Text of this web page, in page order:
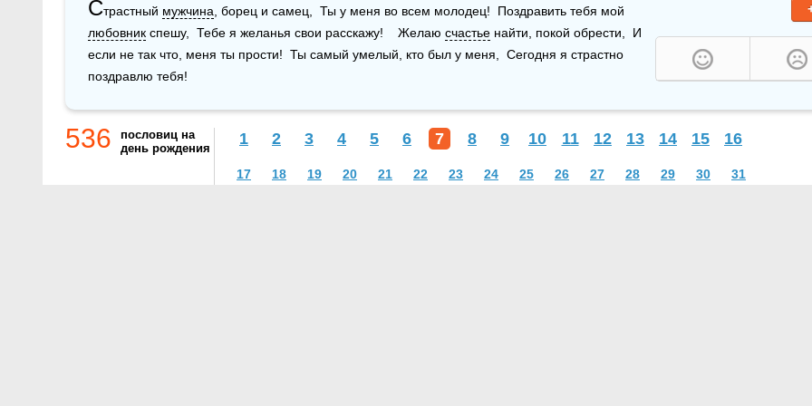
Страстный мужчина
любовник спешу,  Тебе я желанья свои расскажу!    Желаю счастье найти, покой обрести,  И
если не так что, меня ты прости!  Ты самый умелый, кто был у меня,  Сегодня я страстно
поздравлю тебя!
536
пословиц на
день рождения
1 2 3 4 5 6 7 8 9 10 11 12 13 14 15 16
17 18 19 20 21 22 23 24 25 26 27 28 29 30 31